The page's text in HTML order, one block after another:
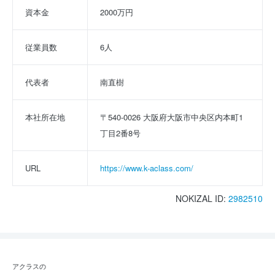
資本金 2000万円
従業員数 6人
代表者 南直樹
本社所在地
〒540-0026 大阪府大阪市中央区内本町1
丁目2番8号
URL https://www.k-aclass.com/
NOKIZAL ID: 2982510
アクラスの